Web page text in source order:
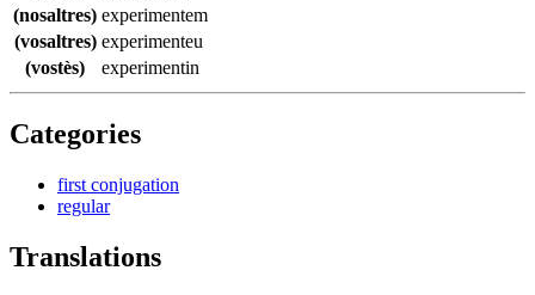
(nosaltres) experimentem
(vosaltres) experimenteu
(vostès)
experimentin
Categories
first conjugation
regular
Translations